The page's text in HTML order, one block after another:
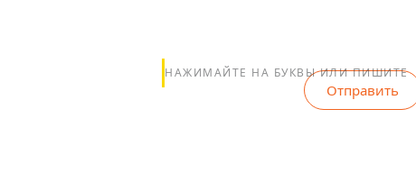
НАЖИМАЙТЕ НА БУКВЫ ИЛИ ПИШИТЕ
Отправить